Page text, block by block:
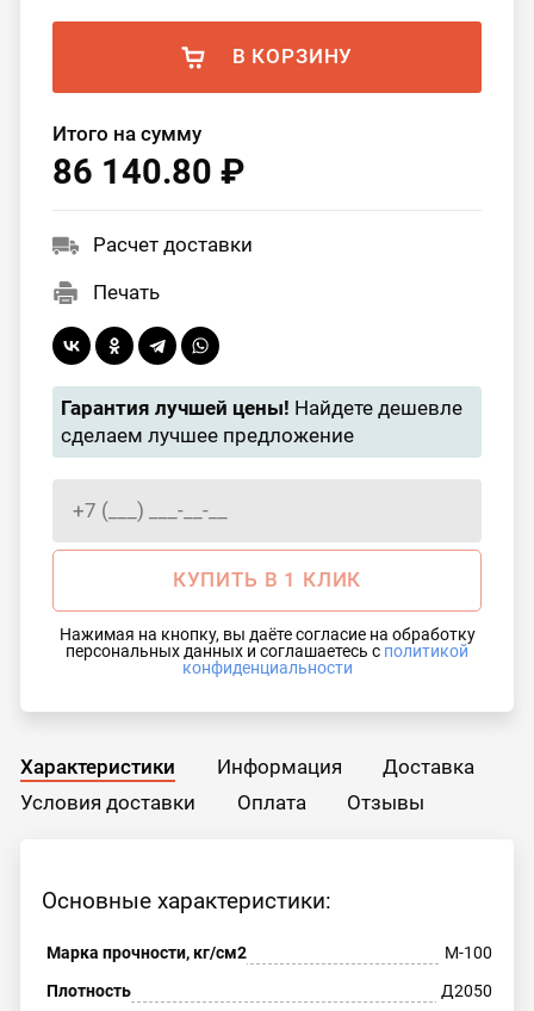
В КОРЗИНУ
Итого на сумму
86 140.80 ₽
Расчет доставки
Печать
Гарантия лучшей цены! Найдете дешевле
сделаем лучшее предложение
КУПИТЬ В 1 КЛИК
Нажимая на кнопку, вы даёте согласие на обработку
персональных данных и соглашаетесь с политикой
конфиденциальности
Характеристики Информация
Доставка
Условия доставки
Оплата Отзывы
Основные характеристики:
Марка прочности, кг/см2
М-100
Плотность
Д2050